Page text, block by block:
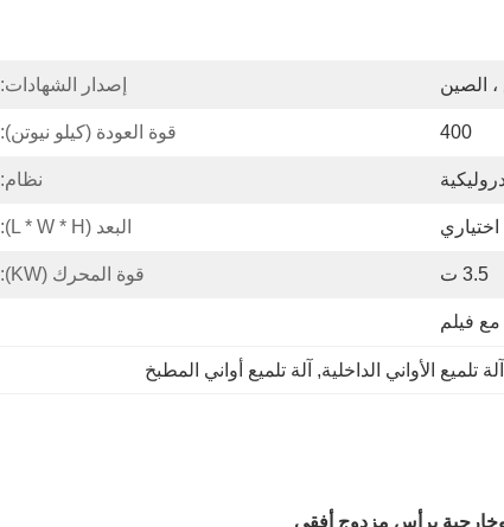
، الصين إصدار الشهادات:
400 قوة العودة (كيلو نيوتن):
نظام:
البعد (L * W * H):
3.5 ت قوة المحرك (kW):
فيلم
آلة تلميع الأواني الداخلية, آلة تلميع أواني المطبخ
وخارجية برأس مزدوج أفقي